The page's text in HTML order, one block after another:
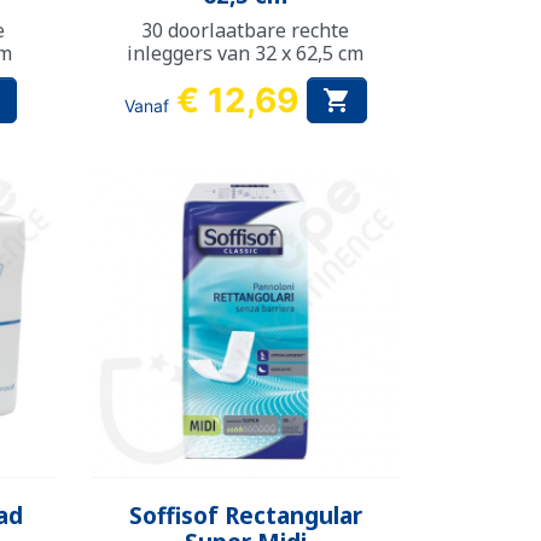
30 doorlaatbare rechte
inleggers van 32 x 62,5 cm
Vanaf € 12,69 
Snel bekijken
Soffisof Rectangular